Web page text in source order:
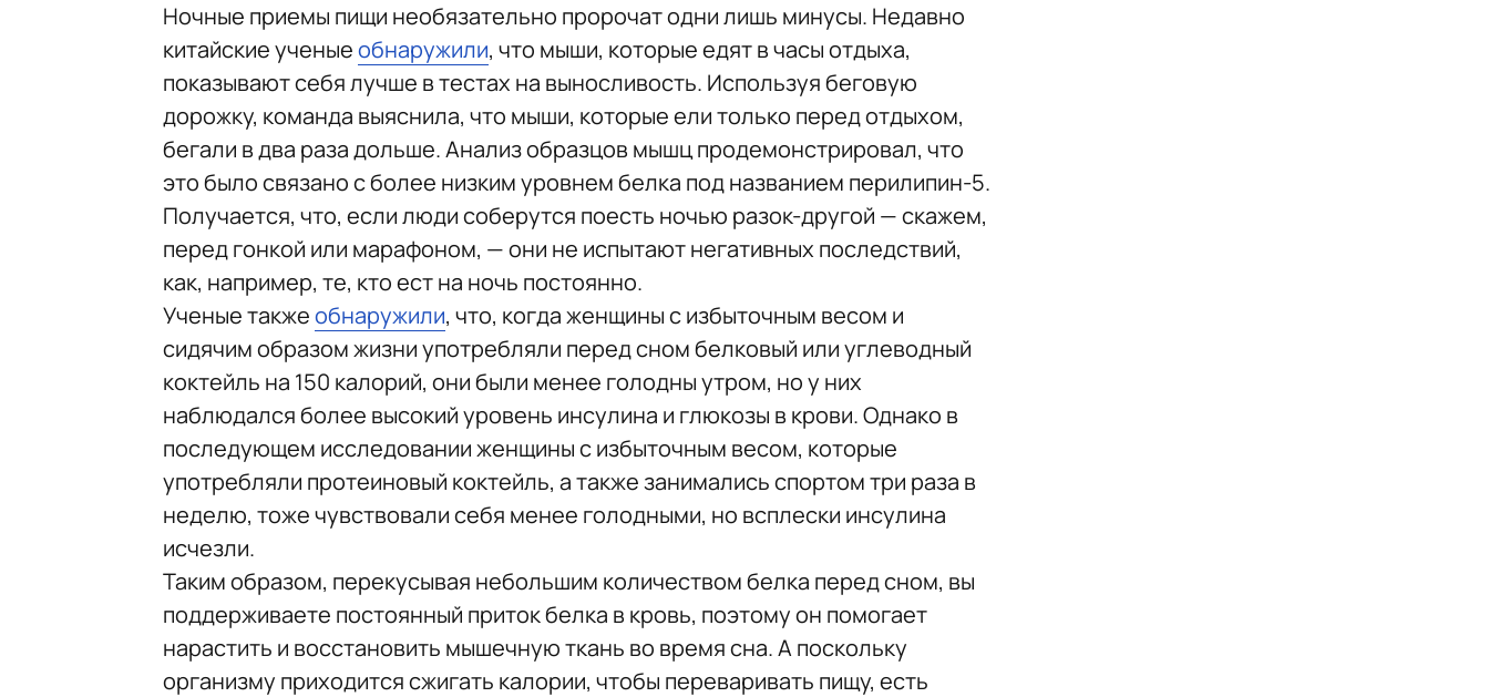
Ночные приемы пищи необязательно пророчат одни лишь минусы. Недавно
китайские ученыеобнаружили, что мыши, которые едят в часы отдыха,
показывают себя лучше в тестах на выносливость. Используя беговую
дорожку, команда выяснила, что мыши, которые ели только перед отдыхом,
бегали в два раза дольше. Анализ образцов мышц продемонстрировал, что
это было связано с более низким уровнем белка под названием перилипин-5.
Получается, что, если люди соберутся поесть ночью разок-другой — скажем,
перед гонкой или марафоном, — они не испытают негативных последствий,
как, например, те, кто ест на ночь постоянно.
Ученые такжеобнаружили, что, когда женщины с избыточным весом и
сидячим образом жизни употребляли перед сном белковый или углеводный
коктейль на 150 калорий, они были менее голодны утром, но у них
наблюдался более высокий уровень инсулина и глюкозы в крови. Однако в
последующем исследовании женщины с избыточным весом, которые
употребляли протеиновый коктейль, а также занимались спортом три раза в
неделю, тоже чувствовали себя менее голодными, но всплески инсулина
исчезли.
Таким образом, перекусывая небольшим количеством белка перед сном, вы
поддерживаете постоянный приток белка в кровь, поэтому он помогает
нарастить и восстановить мышечную ткань во время сна. А поскольку
организму приходится сжигать калории, чтобы переваривать пищу, есть